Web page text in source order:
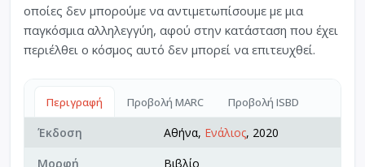
οποίες δεν μπορούμε να αντιμετωπίσουμε με μια
παγκόσμια αλληλεγγύη, αφού στην κατάσταση που έχει
περιέλθει ο κόσμος αυτό δεν μπορεί να επιτευχθεί.
Περιγραφή Προβολή MARC Προβολή ISBD
Έκδοση Αθήνα, Ενάλιος, 2020
Μορφή
Βιβλίο